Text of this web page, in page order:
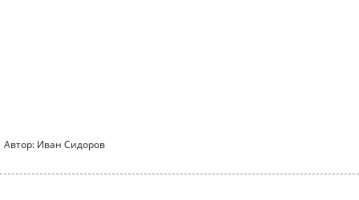
Автор: Иван Сидоров